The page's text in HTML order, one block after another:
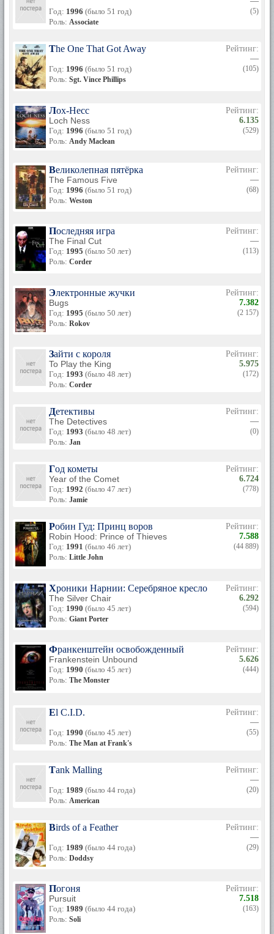
Год: 1996 (было 51 год)
Роль: Associate
(5)
The One That Got Away
Год: 1996 (было 51 год)
Роль: Sgt. Vince Phillips
Рейтинг:
—
(105)
Лох-Несс
Loch Ness
Год: 1996 (было 51 год)
Роль: Andy Maclean
Рейтинг:
6.135
(529)
Великолепная пятёрка
The Famous Five
Год: 1996 (было 51 год)
Роль: Weston
Рейтинг:
—
(68)
Последняя игра
The Final Cut
Год: 1995 (было 50 лет)
Роль: Corder
Рейтинг:
—
(113)
Электронные жучки
Bugs
Год: 1995 (было 50 лет)
Роль: Rokov
Рейтинг:
7.382
(2 157)
Зайти с короля
To Play the King
Год: 1993 (было 48 лет)
Роль: Corder
Рейтинг:
5.975
(172)
Детективы
The Detectives
Год: 1993 (было 48 лет)
Роль: Jan
Рейтинг:
—
(0)
Год кометы
Year of the Comet
Год: 1992 (было 47 лет)
Роль: Jamie
Рейтинг:
6.724
(778)
Робин Гуд: Принц воров
Robin Hood: Prince of Thieves
Год: 1991 (было 46 лет)
Роль: Little John
Рейтинг:
7.588
(44 889)
Хроники Нарнии: Серебряное кресло
The Silver Chair
Год: 1990 (было 45 лет)
Роль: Giant Porter
Рейтинг:
6.292
(594)
Франкенштейн освобожденный
Frankenstein Unbound
Год: 1990 (было 45 лет)
Роль: The Monster
Рейтинг:
5.626
(444)
El C.I.D.
Год: 1990 (было 45 лет)
Роль: The Man at Frank's
Рейтинг:
—
(55)
Tank Malling
Год: 1989 (было 44 года)
Роль: American
Рейтинг:
—
(20)
Birds of a Feather
Год: 1989 (было 44 года)
Роль: Doddsy
Рейтинг:
—
(29)
Погоня
Pursuit
Год: 1989 (было 44 года)
Роль: Soli
Рейтинг:
7.518
(163)